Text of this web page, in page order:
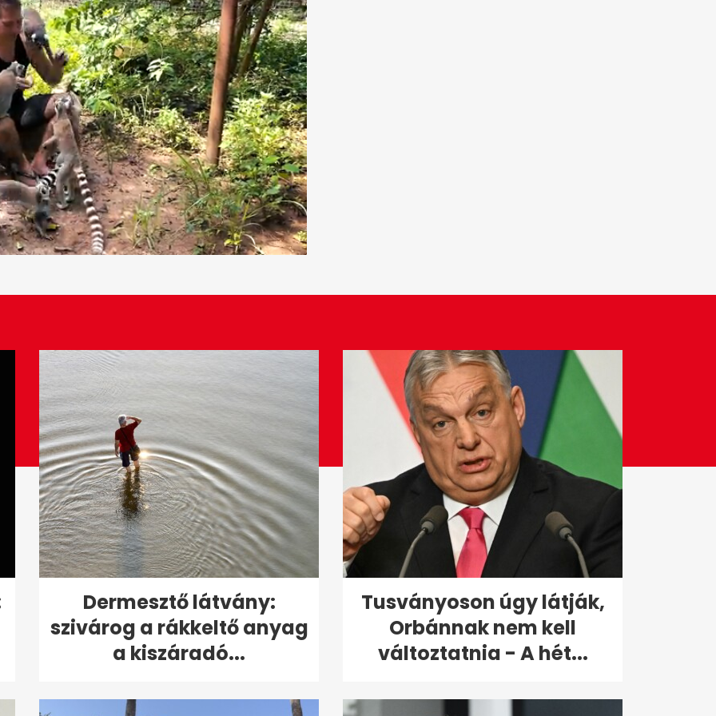
Dermesztő látvány:
szivárog a rákkeltő anyag
a kiszáradó...
Tusványoson úgy látják,
Orbánnak nem kell
változtatnia - A hét...